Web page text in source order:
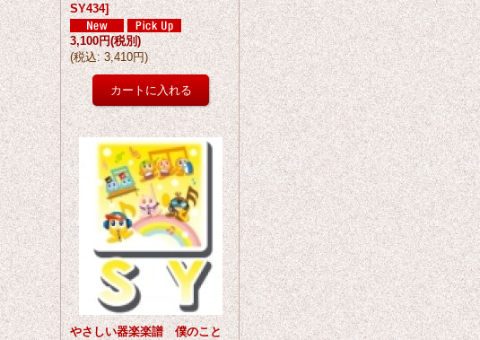
SY434]
3,100円(税別)
(税込: 3,410円)
やさしい器楽楽譜 僕のこと